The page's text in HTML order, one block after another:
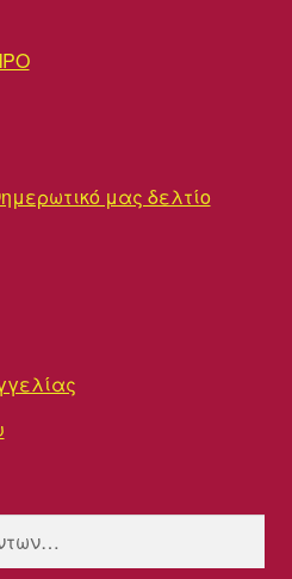
μας δελτίο